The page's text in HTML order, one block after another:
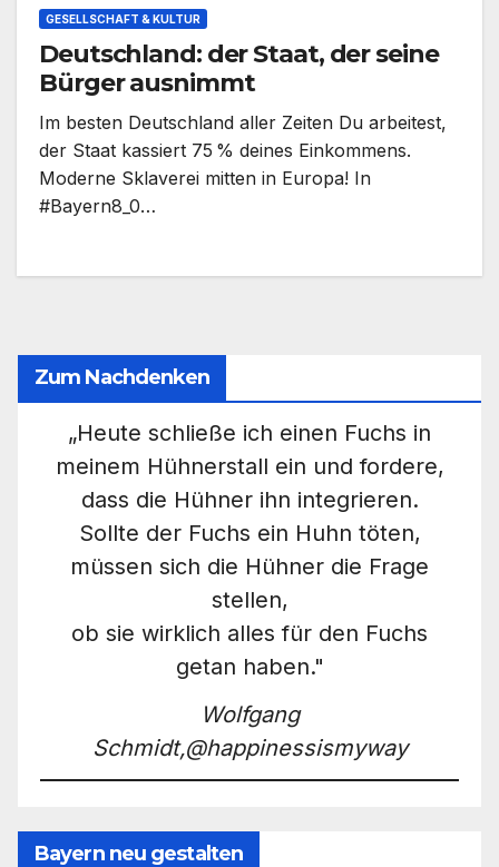
GESELLSCHAFT & KULTUR
Deutschland: der Staat, der seine
Bürger ausnimmt
Im besten Deutschland aller Zeiten Du arbeitest,
der Staat kassiert 75 % deines Einkommens.
Moderne Sklaverei mitten in Europa! In
#Bayern8_0…
Zum Nachdenken
„Heute schließe ich einen Fuchs in
meinem Hühnerstall ein und fordere,
dass die Hühner ihn integrieren.
Sollte der Fuchs ein Huhn töten,
müssen sich die Hühner die Frage
stellen,
ob sie wirklich alles für den Fuchs
getan haben."
Wolfgang
Schmidt,@happinessismyway
Bayern neu gestalten